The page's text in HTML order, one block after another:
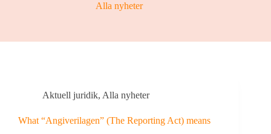
Alla nyheter
Aktuell juridik, Alla nyheter
What “Angiverilagen” (The Reporting Act) means